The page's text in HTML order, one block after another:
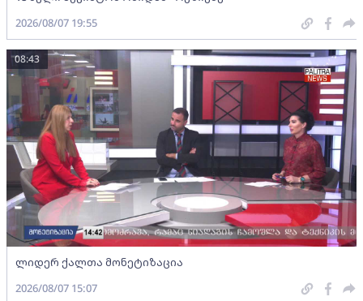
2026/08/07 19:55
ლიდერ ქალთა მონეტიზაცია
08:43
2026/08/07 15:07